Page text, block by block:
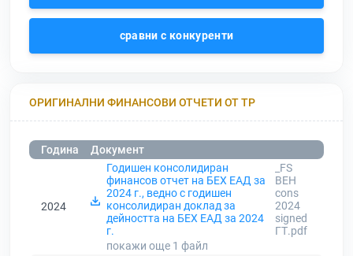
сравни с конкуренти
ОРИГИНАЛНИ ФИНАНСОВИ ОТЧЕТИ ОТ ТР
Година Документ
2024
Годишен консолидиран
финансов отчет на БЕХ ЕАД за
2024 г., ведно с годишен
консолидиран доклад за
дейността на БЕХ ЕАД за 2024
г.
_FS
BEH
cons
2024
signed
ГТ.pdf
покажи още 1 файл